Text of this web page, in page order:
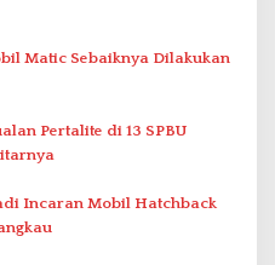
Matic Sebaiknya Dilakukan
Pertalite di 13 SPBU
Incaran Mobil Hatchback